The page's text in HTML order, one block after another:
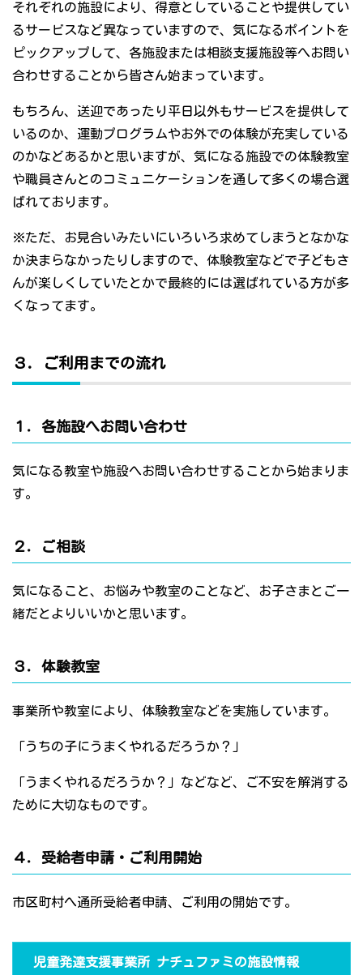
それぞれの施設により、得意としていることや提供してい
るサービスなど異なっていますので、気になるポイントを
ピックアップして、各施設または相談支援施設等へお問い
合わせすることから皆さん始まっています。
もちろん、送迎であったり平日以外もサービスを提供して
いるのか、運動プログラムやお外での体験が充実している
のかなどあるかと思いますが、気になる施設での体験教室
や職員さんとのコミュニケーションを通して多くの場合選
ばれております。
※ただ、お見合いみたいにいろいろ求めてしまうとなかな
か決まらなかったりしますので、体験教室などで子どもさ
んが楽しくしていたとかで最終的には選ばれている方が多
くなってます。
３．ご利用までの流れ
１．各施設へお問い合わせ
気になる教室や施設へお問い合わせすることから始まりま
す。
２．ご相談
気になること、お悩みや教室のことなど、お子さまとご一
緒だとよりいいかと思います。
３．体験教室
事業所や教室により、体験教室などを実施しています。
「うちの子にうまくやれるだろうか？」
「うまくやれるだろうか？」などなど、ご不安を解消する
ために大切なものです。
４．受給者申請・ご利用開始
市区町村へ通所受給者申請、ご利用の開始です。
児童発達支援事業所 ナチュファミの施設情報